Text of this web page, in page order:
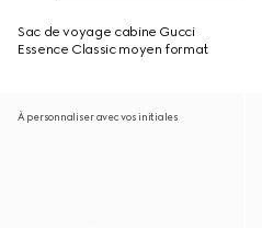
Sac de voyage cabine Gucci
Essence Classic moyen format
À personnaliser avec vos initiales